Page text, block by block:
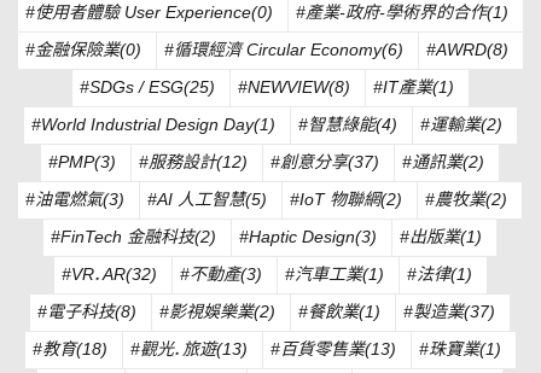
#使用者體驗 User Experience(0)
#產業-政府-學術界的合作(1)
#金融保險業(0)
#循環經濟 Circular Economy(6)
#AWRD(8)
#SDGs / ESG(25)
#NEWVIEW(8)
#IT產業(1)
#World Industrial Design Day(1)
#智慧綠能(4)
#運輸業(2)
#PMP(3)
#服務設計(12) #創意分享(37)
#通訊業(2)
#油電燃氣(3)
#AI 人工智慧(5) #IoT 物聯網(2)
#農牧業(2)
#FinTech 金融科技(2)
#Haptic Design(3)
#出版業(1)
#VR．AR(32)
#不動產(3) #汽車工業(1)
#法律(1)
#電子科技(8)
#影視娛樂業(2) #餐飲業(1)
#製造業(37)
#教育(18)
#觀光．旅遊(13) #百貨零售業(13)
#珠寶業(1)